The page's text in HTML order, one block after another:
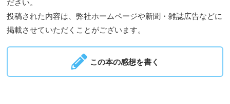
ださい。
投稿された内容は、弊社ホームページや新聞・雑誌広告などに
掲載させていただくことがございます。
この本の感想を書く